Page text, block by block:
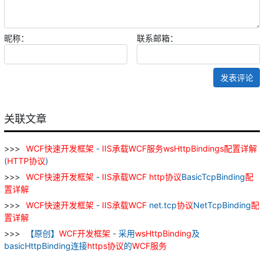
昵称： 联系邮箱：
发表评论
关联文章
WCF快速开发框架 - IIS承载WCF服务wsHttpBindings配置详解
(HTTP协议)
WCF快速开发框架 - IIS承载WCF http协议BasicTcpBinding配
置详解
WCF快速开发框架 - IIS承载WCF net.tcp协议NetTcpBinding配
置详解
【原创】 WCF开发框架 - 采用wsHttpBinding及
basicHttpBinding连接https协议的WCF服务